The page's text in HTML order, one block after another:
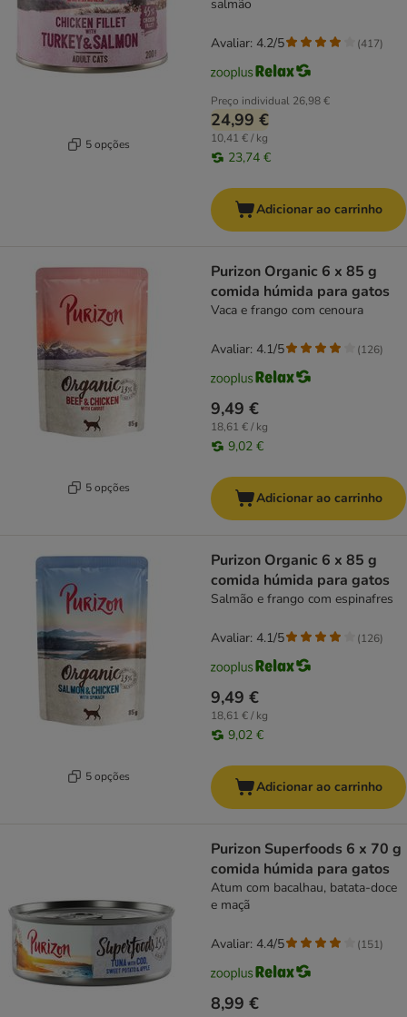
5 opções
salmão
Preço individual 26,98 €
24,99 €
10,41 € / kg
23,74 €
Avaliar: 4.2/5 (417)
Adicionar ao carrinho
5 opções
Purizon Organic 6 x 85 g
comida húmida para gatos
Vaca e frango com cenoura
9,49 €
18,61 € / kg
9,02 €
Avaliar: 4.1/5 (126)
Adicionar ao carrinho
5 opções
Purizon Organic 6 x 85 g
comida húmida para gatos
Salmão e frango com espinafres
9,49 €
18,61 € / kg
9,02 €
Avaliar: 4.1/5 (126)
Adicionar ao carrinho
Purizon Superfoods 6 x 70 g
comida húmida para gatos
Atum com bacalhau, batata-doce
e maçã
8,99 €
Avaliar: 4.4/5 (151)